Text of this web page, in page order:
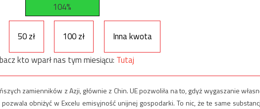
104%
50 zł 100 zł
Inna kwota
kto wparł nas tym miesiącu: Tutaj
zamienników z Azji, głównie z Chin. UE pozwoliła na to, gdyż wygaszanie
obniżyć w Excelu emisyjność unijnej gospodarki. To nic, że te same